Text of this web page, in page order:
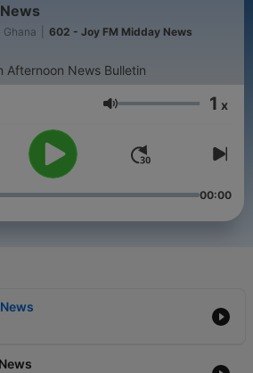
Ghana 602 - Joy FM Midday News
Afternoon News Bulletin
Volume 1 x
00:00